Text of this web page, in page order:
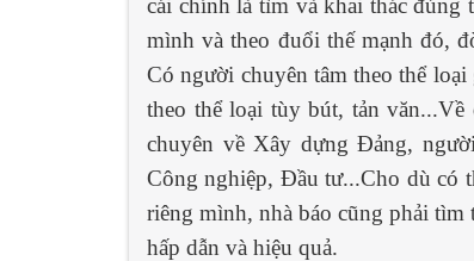
cái chính là tìm và khai thác đúng
mình và theo đuổi thế mạnh đó,
Có người chuyên tâm theo thể
theo thể loại tùy bút, tản
chuyên về Xây dựng Đảng,
Công nghiệp, Đầu tư...Cho dù có
riêng mình, nhà báo cũng phải tìm
hấp dẫn và hiệu quả.